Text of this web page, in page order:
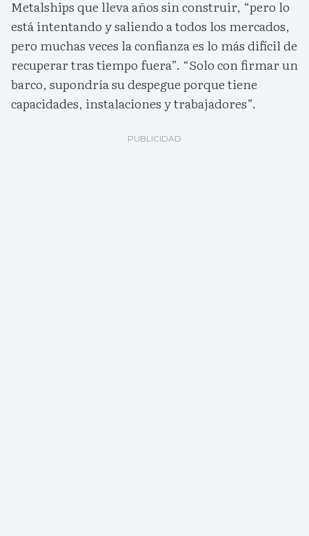
Metalships que lleva años sin construir, “pero lo
está intentando y saliendo a todos los mercados,
pero muchas veces la confianza es lo más difícil de
recuperar tras tiempo fuera”. “Solo con firmar un
barco, supondría su despegue porque tiene
capacidades, instalaciones y trabajadores”.